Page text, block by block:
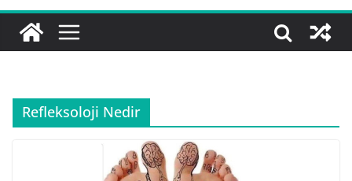
Refleksoloji Nedir